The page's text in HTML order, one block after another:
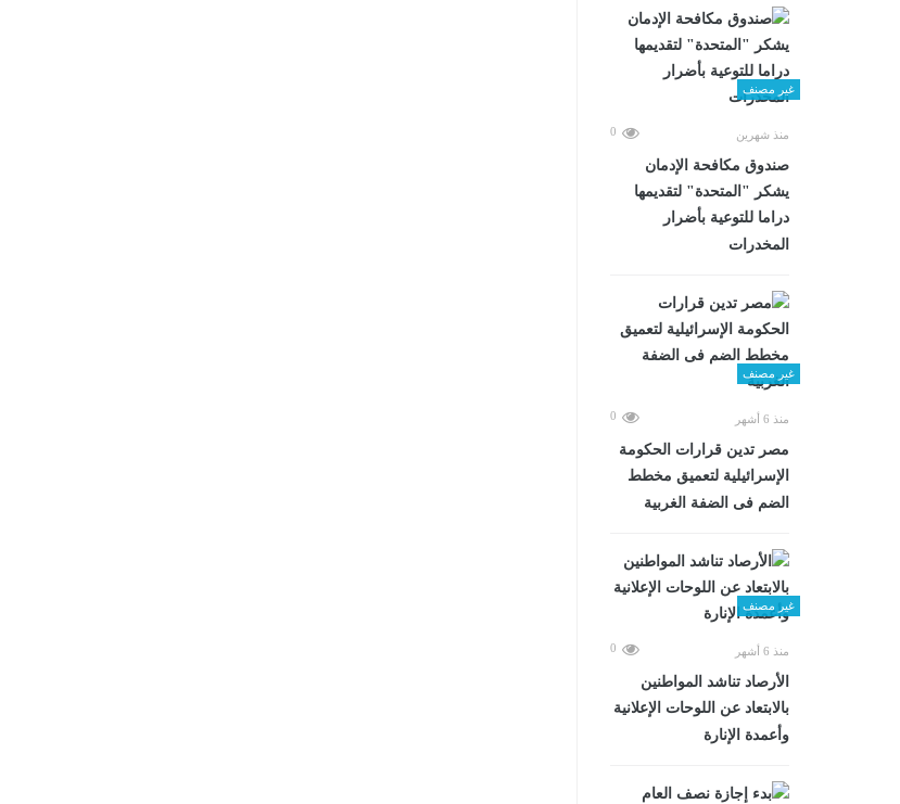
غير مصنف
منذ شهرين 0
صندوق مكافحة الإدمان
يشكر "المتحدة" لتقديمها
دراما للتوعية بأضرار
المخدرات
غير مصنف
منذ 6 أشهر 0
مصر تدين قرارات الحكومة
الإسرائيلية لتعميق مخطط
الضم فى الضفة الغربية
غير مصنف
منذ 6 أشهر 0
الأرصاد تناشد المواطنين
بالابتعاد عن اللوحات الإعلانية
وأعمدة الإنارة